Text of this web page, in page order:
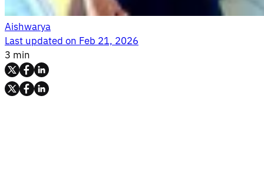
Aishwarya
Last updated onFeb 21, 2026
3 min